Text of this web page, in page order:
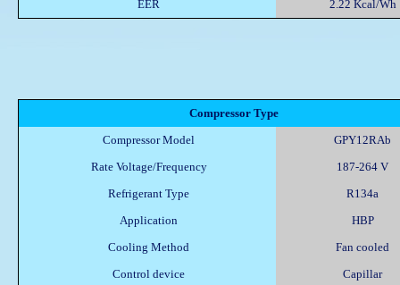
EER
2.22 Kcal/Wh
Compressor Type
Compressor Model
GPY12RAb
Rate Voltage/Frequency
187-264 V
Refrigerant Type
R134a
Application
HBP
Cooling Method
Fan cooled
Control device
Capillar